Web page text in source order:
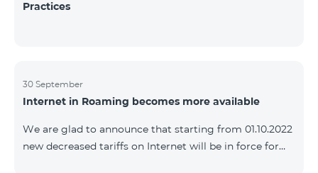
Practices
30 September
Internet in Roaming becomes more available
We are glad to announce that starting from 01.10.2022
new decreased tariffs on Internet will be in force for